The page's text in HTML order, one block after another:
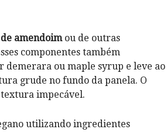
amendoimou de outras
componentes também⁣
demerara ‍ou maple⁣ syrup e leve ao⁢
grude no fundo da panela. O
⁢impecável.
utilizando ingredientes